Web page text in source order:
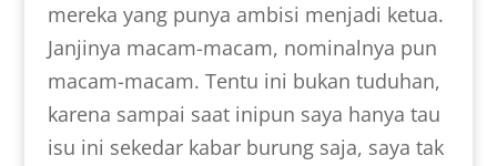
mereka yang punya ambisi menjadi ketua.
Janjinya macam-macam, nominalnya pun
macam-macam. Tentu ini bukan tuduhan,
karena sampai saat inipun saya hanya tau
isu ini sekedar kabar burung saja, saya tak